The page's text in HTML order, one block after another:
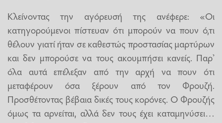
Κλείνοντας την αγόρευσή της ανέφερε: «Οι
κατηγορούμενοι πίστευαν ότι μπορούν να πουν ό,τι
θέλουν γιατί ήταν σε καθεστώς προστασίας μαρτύρων
και δεν μπορούσε να τους ακουμπήσει κανείς. Παρ’
όλα αυτά επέλεξαν από την αρχή να πουν ότι
μεταφέρουν όσα ξέρουν από τον Φρουζή.
Προσθέτοντας βέβαια δικές τους κορόνες. Ο Φρουζής
όμως τα αρνείται, αλλά δεν τους έχει καταμηνύσει…